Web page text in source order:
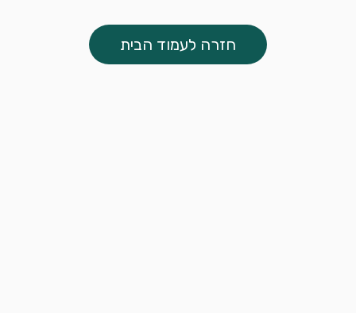
חזרה לעמוד הבית